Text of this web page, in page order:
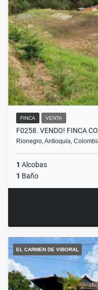
FINCA VENTA
F0258. VENDO! FINCA
Rionegro, Antioquia,
1 Alcobas
1 Baño
EL CARMEN DE VIBORAL